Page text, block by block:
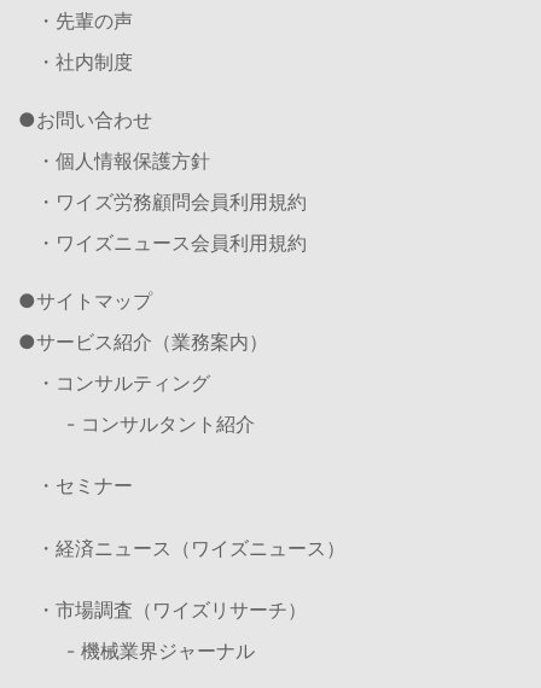
・先輩の声
・社内制度
お問い合わせ
・個人情報保護方針
・ワイズ労務顧問会員利用規約
・ワイズニュース会員利用規約
サイトマップ
サービス紹介（業務案内）
・コンサルティング
- コンサルタント紹介
・セミナー
・経済ニュース（ワイズニュース）
・市場調査（ワイズリサーチ）
- 機械業界ジャーナル